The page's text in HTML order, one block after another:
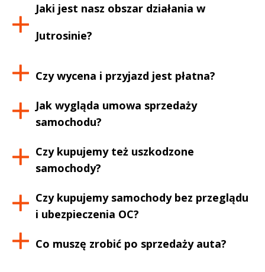
Jaki jest nasz obszar działania w
Jutrosinie?
Czy wycena i przyjazd jest płatna?
Jak wygląda umowa sprzedaży
samochodu?
Czy kupujemy też uszkodzone
samochody?
Czy kupujemy samochody bez przeglądu
i ubezpieczenia OC?
Co muszę zrobić po sprzedaży auta?